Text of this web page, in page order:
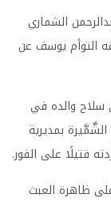
الشماري
التوأم يوسف عن
سلاح والده في
بمديرية
قتيلًا على الفور.
ظاهرة العبث